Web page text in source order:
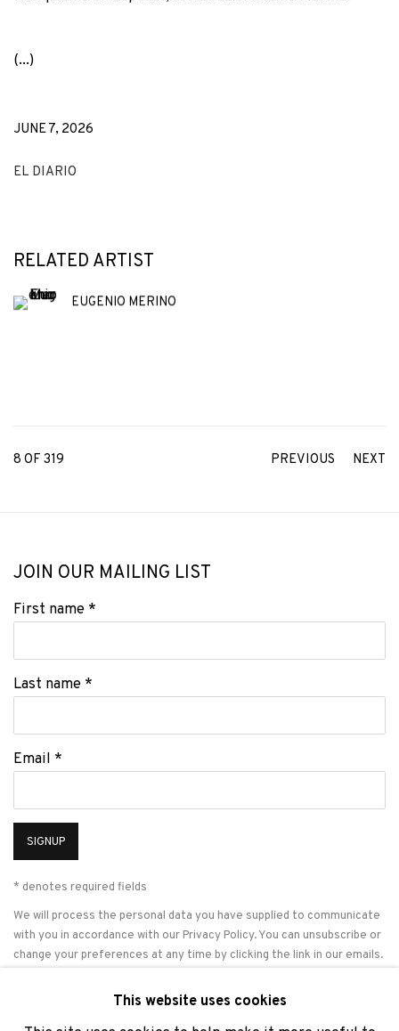
(...)
JUNE 7, 2026
EL DIARIO
RELATED ARTIST
EUGENIO MERINO
PREVIOUS NEXT
8 OF 319
JOIN OUR MAILING LIST
First name *
Last name *
Email *
SIGNUP
* denotes required fields
We will process the personal data you have supplied to communicate
with you in accordance with our Privacy Policy. You can unsubscribe or
change your preferences at any time by clicking the link in our emails.
This website uses cookies